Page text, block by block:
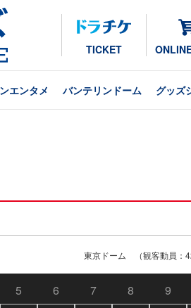
TICKET
エンタメ バンテリンドーム グッズ
東京ドーム （観客動員：
5 6 7 8 9